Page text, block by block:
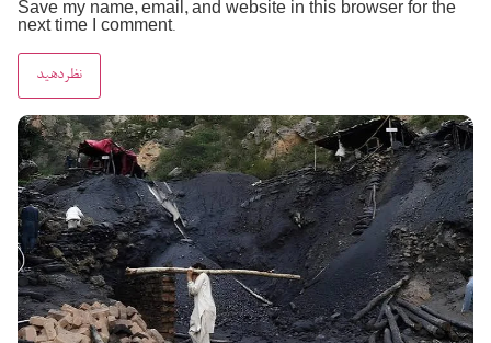
Save my name, email, and website in this browser for the
next time I comment.